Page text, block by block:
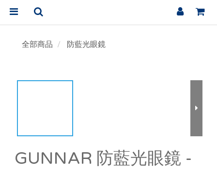
全部商品 防藍光眼鏡
GUNNAR 防藍光眼鏡 -